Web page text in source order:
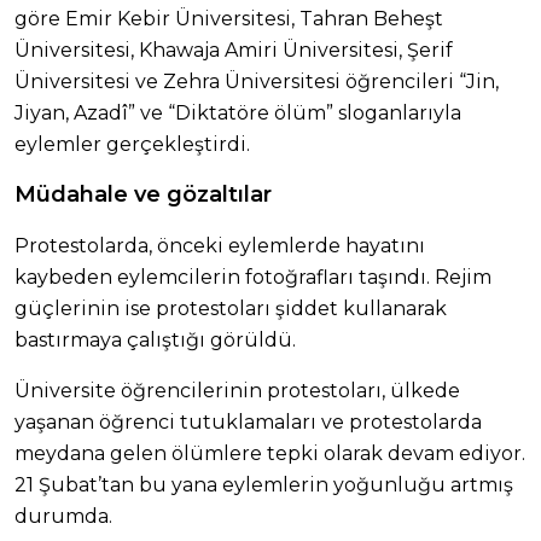
göre Emir Kebir Üniversitesi, Tahran Beheşt
Üniversitesi, Khawaja Amiri Üniversitesi, Şerif
Üniversitesi ve Zehra Üniversitesi öğrencileri “Jin,
Jiyan, Azadî” ve “Diktatöre ölüm” sloganlarıyla
eylemler gerçekleştirdi.
Müdahale ve gözaltılar
Protestolarda, önceki eylemlerde hayatını
kaybeden eylemcilerin fotoğrafları taşındı. Rejim
güçlerinin ise protestoları şiddet kullanarak
bastırmaya çalıştığı görüldü.
Üniversite öğrencilerinin protestoları, ülkede
yaşanan öğrenci tutuklamaları ve protestolarda
meydana gelen ölümlere tepki olarak devam ediyor.
21 Şubat’tan bu yana eylemlerin yoğunluğu artmış
durumda.